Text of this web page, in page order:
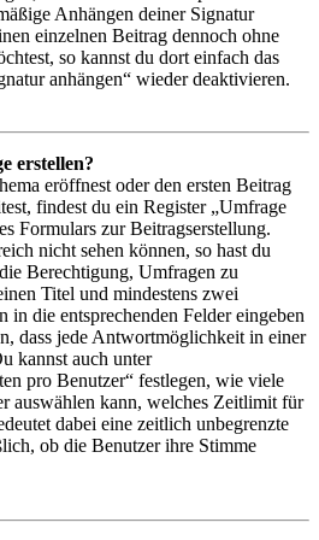
Anhängen deiner Signatur
einzelnen Beitrag dennoch ohne
so kannst du dort einfach das
anhängen“ wieder deaktivieren.
erstellen?
eröffnest oder den ersten Beitrag
findest du ein Register „Umfrage
Formulars zur Beitragserstellung.
nicht sehen können, so hast du
Berechtigung, Umfragen zu
Titel und mindestens zwei
die entsprechenden Felder eingeben
dass jede Antwortmöglichkeit in einer
kannst auch unter
pro Benutzer“ festlegen, wie viele
auswählen kann, welches Zeitlimit für
dabei eine zeitlich unbegrenzte
ob die Benutzer ihre Stimme